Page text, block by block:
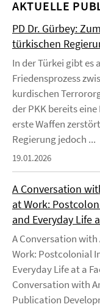
AKTUELLE
PD Dr. Gürbey:
türkischen
In der Türkei gibt es
Friedensprozess
kurdischen
der PKK bereits
erste Waffen
Regierung jedoch ...
19.01.2026
A Conversation
at Work:
and Everyday Life
A Conversation
Work: Postcolonial
Everyday Life at a
Conversation with
Publication